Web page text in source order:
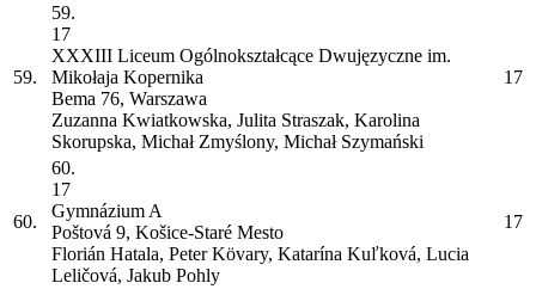
59.
59.
17
XXXIII Liceum Ogólnokształcące Dwujęzyczne im.
Mikołaja Kopernika
Bema 76, Warszawa
Zuzanna Kwiatkowska, Julita Straszak, Karolina
Skorupska, Michał Zmyślony, Michał Szymański
17
60.
60.
17
Gymnázium A
Poštová 9, Košice-Staré Mesto
Florián Hatala, Peter Kövary, Katarína Kuľková, Lucia
Leličová, Jakub Pohly
17